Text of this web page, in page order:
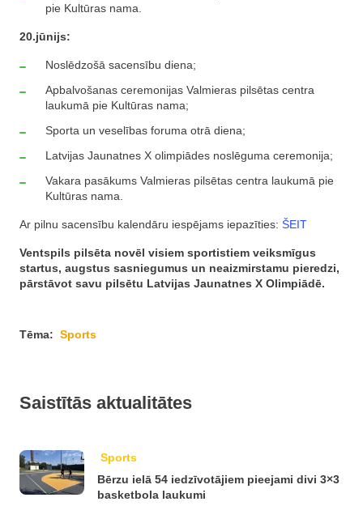
pie Kultūras nama.
20.jūnijs:
Noslēdzošā sacensību diena;
Apbalvošanas ceremonijas Valmieras pilsētas centra
laukumā pie Kultūras nama;
Sporta un veselības foruma otrā diena;
Latvijas Jaunatnes X olimpiādes noslēguma ceremonija;
Vakara pasākums Valmieras pilsētas centra laukumā pie
Kultūras nama.
Ar pilnu sacensību kalendāru iespējams iepazīties: ŠEIT
Ventspils pilsēta novēl visiem sportistiem veiksmīgus
startus, augstus sasniegumus un neaizmirstamu pieredzi,
pārstāvot savu pilsētu Latvijas Jaunatnes X Olimpiādē.
Tēma: Sports
Saistītās aktualitātes
Sports
Bērzu ielā 54 iedzīvotājiem pieejami divi 3×3
basketbola laukumi